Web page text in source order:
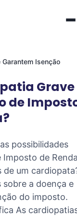
Garantem Isenção
Grave
de
possibilidades
Imposto de
de um
a doença e
do imposto.
As